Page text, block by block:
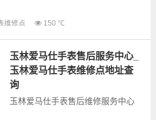
以下是古锋网为您整理的宜宾爱马
手表的故障检测维修，手表保养等
业务，为了享受...
维修点 150 ℃
玉林爱马仕手表售后服务中心_
玉林爱马仕手表维修点地址查
询
玉林爱马仕手表售后维修服务中心